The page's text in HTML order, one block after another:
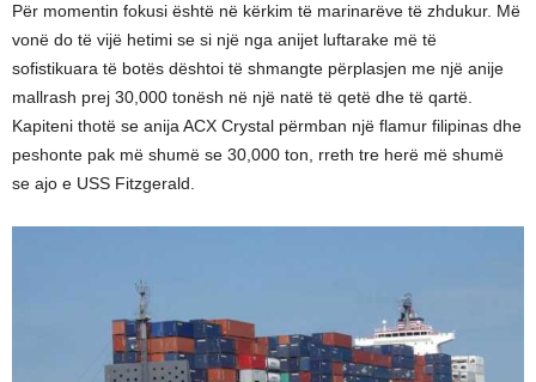
Për momentin fokusi është në kërkim të marinarëve të zhdukur. Më
vonë do të vijë hetimi se si një nga anijet luftarake më të
sofistikuara të botës dështoi të shmangte përplasjen me një anije
mallrash prej 30,000 tonësh në një natë të qetë dhe të qartë.
Kapiteni thotë se anija ACX Crystal përmban një flamur filipinas dhe
peshonte pak më shumë se 30,000 ton, rreth tre herë më shumë
se ajo e USS Fitzgerald.